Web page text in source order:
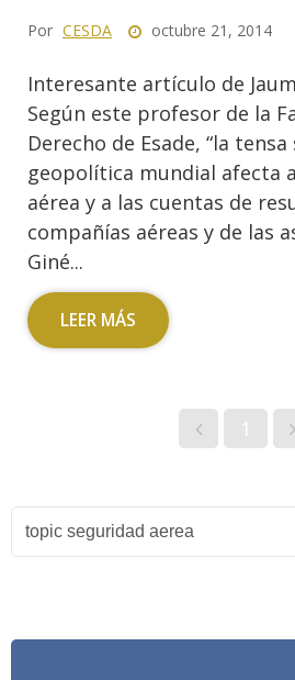
Por CESDA octubre 21, 2014
Interesante artículo de
Según este profesor de la
Derecho de Esade, “la
geopolítica mundial afecta
aérea y a las cuentas de
compañías aéreas y de las
Giné...
LEER MÁS
1